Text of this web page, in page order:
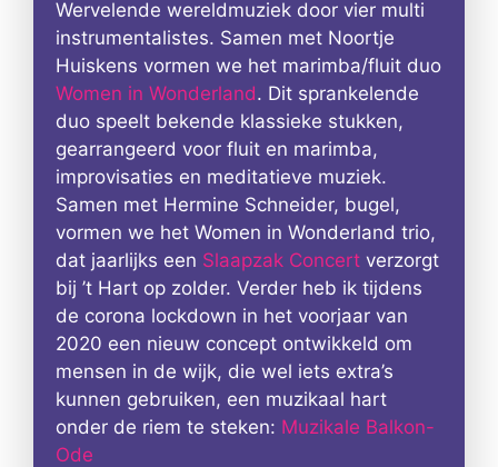
Wervelende wereldmuziek door vier multi
instrumentalistes. Samen met Noortje
Huiskens vormen we het marimba/fluit duo
Women in Wonderland. Dit sprankelende
duo speelt bekende klassieke stukken,
gearrangeerd voor fluit en marimba,
improvisaties en meditatieve muziek.
Samen met Hermine Schneider, bugel,
vormen we het Women in Wonderland trio,
dat jaarlijks een Slaapzak Concert verzorgt
bij ’t Hart op zolder. Verder heb ik tijdens
de corona lockdown in het voorjaar van
2020 een nieuw concept ontwikkeld om
mensen in de wijk, die wel iets extra’s
kunnen gebruiken, een muzikaal hart
onder de riem te steken: Muzikale Balkon-
Ode